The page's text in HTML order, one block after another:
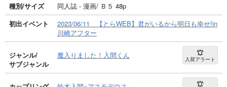
種別/サイズ
同人誌 - 漫画/ Ｂ５ 48p
初出イベント
2023/06/11 【とらWEB】君がいるから明日も幸せ!in
川崎アフター
ジャンル/
サブジャンル
魔入りました！入間くん 入荷アラート